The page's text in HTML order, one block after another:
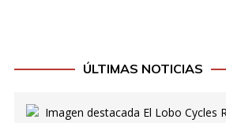
ÚLTIMAS NOTICIAS